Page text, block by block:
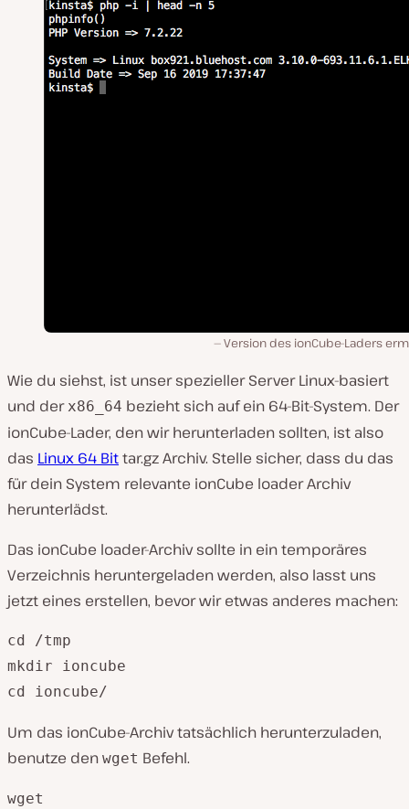
Version des ionCube-Laders
Wie du siehst, ist unser spezieller Server Linux-basiert
und der x86_64 bezieht sich auf ein 64-Bit-System. Der
ionCube-Lader, den wir herunterladen sollten, ist also
das Linux 64 Bittar.gz Archiv. Stelle sicher, dass du das
für dein System relevante ionCube loader Archiv
herunterlädst.
Das ionCube loader-Archiv sollte in ein temporäres
Verzeichnis heruntergeladen werden, also lasst uns
jetzt eines erstellen, bevor wir etwas anderes machen:
cd /tmp
mkdir ioncube
Um das ionCube-Archiv tatsächlich herunterzuladen,
benutze den wget Befehl.
wget